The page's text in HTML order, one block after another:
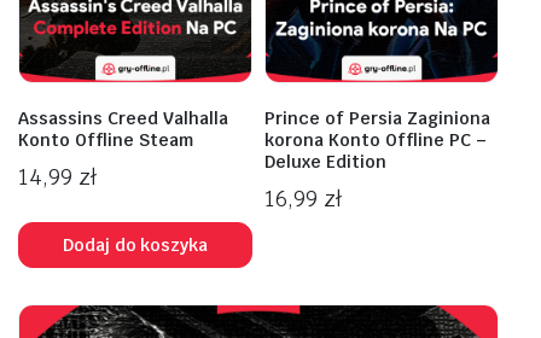
Assassins Creed Valhalla
Konto Offline Steam
14,99 zł
Dodaj do koszyka
Prince of Persia Zaginiona
korona Konto Offline PC –
Deluxe Edition
16,99 zł